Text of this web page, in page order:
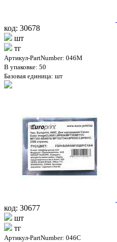
код: 30678
шт
тг
Артикул-PartNumber: 046M
В упаковке: 50
Базовая единица: шт
код: 30677
шт
тг
Артикул-PartNumber: 046C